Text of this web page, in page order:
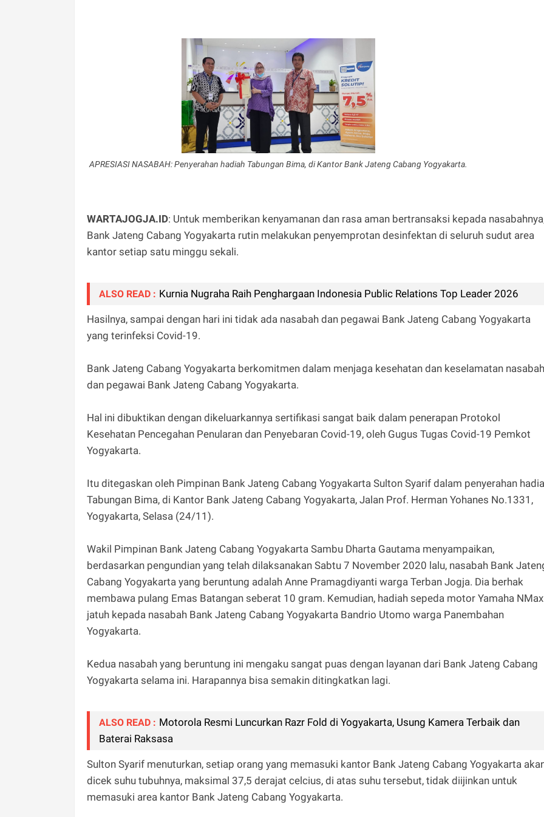
APRESIASI NASABAH: Penyerahan hadiah Tabungan Bima, di Kantor Bank Jateng Cabang Yogyakarta.
WARTAJOGJA.ID: Untuk memberikan kenyamanan dan rasa aman bertransaksi kepada
Bank Jateng Cabang Yogyakarta rutin melakukan penyemprotan desinfektan di seluruh sudut area
kantor setiap satu minggu sekali.
ALSO READ : Kurnia Nugraha Raih Penghargaan Indonesia Public Relations Top Leader 2026
Hasilnya, sampai dengan hari ini tidak ada nasabah dan pegawai Bank Jateng Cabang Yogyakarta
yang terinfeksi Covid-19.
Bank Jateng Cabang Yogyakarta berkomitmen dalam menjaga kesehatan dan keselamatan nasabah
dan pegawai Bank Jateng Cabang Yogyakarta.
Hal ini dibuktikan dengan dikeluarkannya sertifikasi sangat baik dalam penerapan Protokol
Kesehatan Pencegahan Penularan dan Penyebaran Covid-19, oleh Gugus Tugas Covid-19 Pemkot
Yogyakarta.
Itu ditegaskan oleh Pimpinan Bank Jateng Cabang Yogyakarta Sulton Syarif dalam penyerahan
Tabungan Bima, di Kantor Bank Jateng Cabang Yogyakarta, Jalan Prof. Herman Yohanes No.1331,
Yogyakarta, Selasa (24/11).
Wakil Pimpinan Bank Jateng Cabang Yogyakarta Sambu Dharta Gautama menyampaikan,
berdasarkan pengundian yang telah dilaksanakan Sabtu 7 November 2020 lalu, nasabah Bank
Cabang Yogyakarta yang beruntung adalah Anne Pramagdiyanti warga Terban Jogja. Dia berhak
membawa pulang Emas Batangan seberat 10 gram. Kemudian, hadiah sepeda motor Yamaha NMax
jatuh kepada nasabah Bank Jateng Cabang Yogyakarta Bandrio Utomo warga Panembahan
Yogyakarta.
Kedua nasabah yang beruntung ini mengaku sangat puas dengan layanan dari Bank Jateng Cabang
Yogyakarta selama ini. Harapannya bisa semakin ditingkatkan lagi.
ALSO READ : Motorola Resmi Luncurkan Razr Fold di Yogyakarta, Usung Kamera Terbaik dan
Baterai Raksasa
Sulton Syarif menuturkan, setiap orang yang memasuki kantor Bank Jateng Cabang Yogyakarta
dicek suhu tubuhnya, maksimal 37,5 derajat celcius, di atas suhu tersebut, tidak diijinkan untuk
memasuki area kantor Bank Jateng Cabang Yogyakarta.